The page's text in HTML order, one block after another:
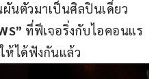
นตัวมาเป็นศิลปินเดี่ยว
ที่ฟีเจอริ่งกับไอคอนแร
ห้ได้ฟังกันแล้ว